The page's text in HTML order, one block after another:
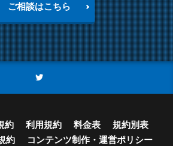
ご相談はこちら
約 利用規約 料金表
規約別表
約
コンテンツ制作・運営ポリシー